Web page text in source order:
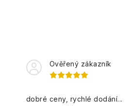
Ověřený zákazník
dobré ceny, rychlé dodání...